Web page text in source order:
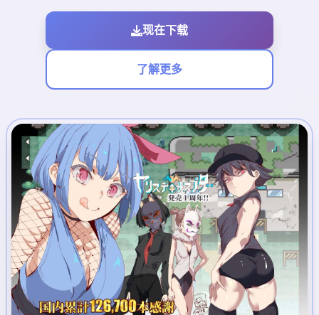
现在下载
了解更多